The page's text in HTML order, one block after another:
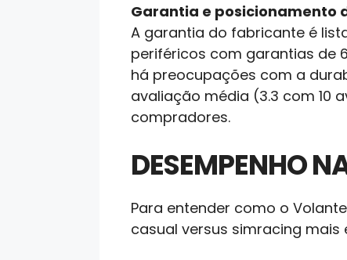
Garantia e posicionamento
A garantia do fabricante é
periféricos com garantias de
há preocupações com a
avaliação média (3.3 com 10
compradores.
DESEMPENHO
Para entender como o
casual versus simracing mais